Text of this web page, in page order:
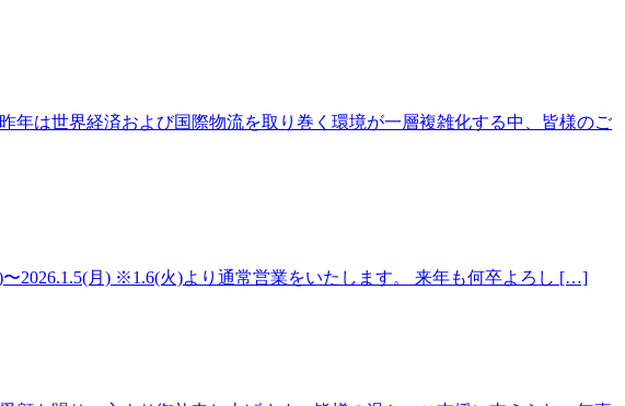
は世界経済および国際物流を取り巻く環境が一層複雑化する中、皆様のご
〜2026.1.5(月) ※1.6(火)より通常営業をいたします。 来年も何卒よろし […]